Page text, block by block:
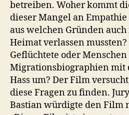
betreiben. Woher kommt
dieser Mangel an
aus welchen Gründen
Heimat verlassen
Geflüchtete oder
Migrationsbiographien mit
Hass um? Der Film
diese Fragen zu finden.
Bastian würdigte den Film